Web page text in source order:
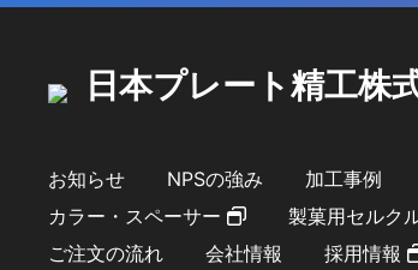
日本プレート精工株
お知らせ NPSの強み 加工事例
カラー・スペーサー
製菓用セルク
ご注文の流れ
会社情報 採用情報